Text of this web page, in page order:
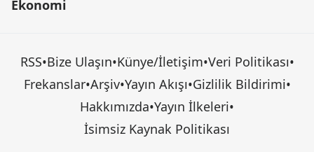
Ekonomi
RSS•Bize Ulaşın•Künye/İletişim•Veri Politikası•
Frekanslar•Arşiv•Yayın Akışı•Gizlilik Bildirimi•
Hakkımızda•Yayın İlkeleri•
İsimsiz Kaynak Politikası